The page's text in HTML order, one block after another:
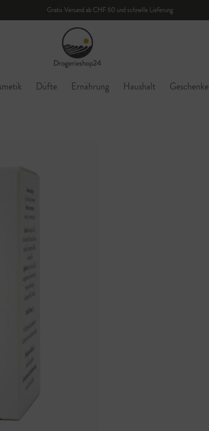
Gratis Versand ab CHF 60 und schnelle Lieferung
Düfte Ernährung Haushalt Geschenke